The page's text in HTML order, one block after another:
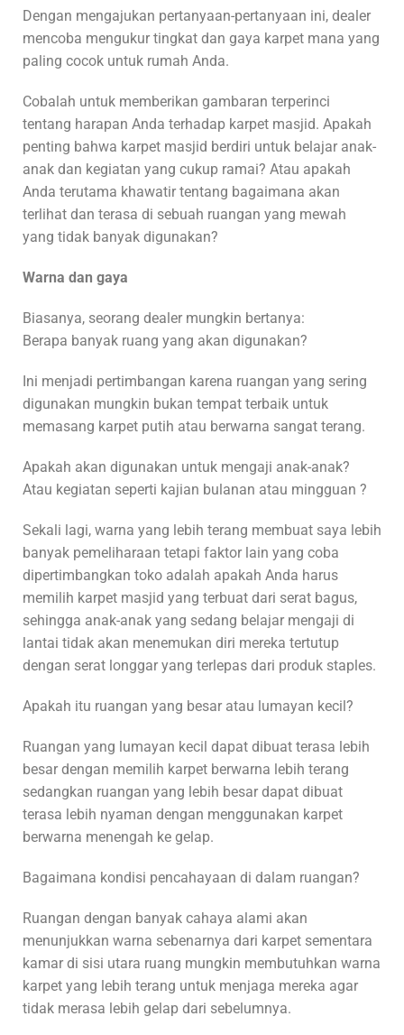
Dengan mengajukan pertanyaan-pertanyaan ini, dealer
mencoba mengukur tingkat dan gaya karpet mana yang
paling cocok untuk rumah Anda.
Cobalah untuk memberikan gambaran terperinci
tentang harapan Anda terhadap karpet masjid. Apakah
penting bahwa karpet masjid berdiri untuk belajar anak-
anak dan kegiatan yang cukup ramai? Atau apakah
Anda terutama khawatir tentang bagaimana akan
terlihat dan terasa di sebuah ruangan yang mewah
yang tidak banyak digunakan?
Warna dan gaya
Biasanya, seorang dealer mungkin bertanya:
Berapa banyak ruang yang akan digunakan?
Ini menjadi pertimbangan karena ruangan yang sering
digunakan mungkin bukan tempat terbaik untuk
memasang karpet putih atau berwarna sangat terang.
Apakah akan digunakan untuk mengaji anak-anak?
Atau kegiatan seperti kajian bulanan atau mingguan ?
Sekali lagi, warna yang lebih terang membuat saya lebih
banyak pemeliharaan tetapi faktor lain yang coba
dipertimbangkan toko adalah apakah Anda harus
memilih karpet masjid yang terbuat dari serat bagus,
sehingga anak-anak yang sedang belajar mengaji di
lantai tidak akan menemukan diri mereka tertutup
dengan serat longgar yang terlepas dari produk staples.
Apakah itu ruangan yang besar atau lumayan kecil?
Ruangan yang lumayan kecil dapat dibuat terasa lebih
besar dengan memilih karpet berwarna lebih terang
sedangkan ruangan yang lebih besar dapat dibuat
terasa lebih nyaman dengan menggunakan karpet
berwarna menengah ke gelap.
Bagaimana kondisi pencahayaan di dalam ruangan?
Ruangan dengan banyak cahaya alami akan
menunjukkan warna sebenarnya dari karpet sementara
kamar di sisi utara ruang mungkin membutuhkan warna
karpet yang lebih terang untuk menjaga mereka agar
tidak merasa lebih gelap dari sebelumnya.